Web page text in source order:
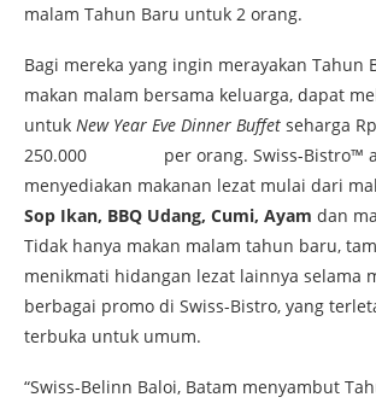
malam Tahun Baru untuk 2 orang.
Bagi mereka yang ingin merayakan Tahun
makan malam bersama keluarga, dapat
untuk New Year Eve Dinner Buffet seharga Rp
250.000 per orang. Swiss-Bistro™
menyediakan makanan lezat mulai dari
Sop Ikan, BBQ Udang, Cumi, Ayam dan
Tidak hanya makan malam tahun baru,
menikmati hidangan lezat lainnya selama
berbagai promo di Swiss-Bistro, yang
terbuka untuk umum.
“Swiss-Belinn Baloi, Batam menyambut